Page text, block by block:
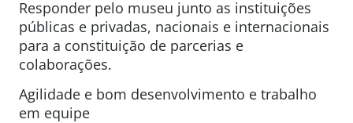
Responder pelo museu junto as instituições
públicas e privadas, nacionais e internacionais
para a constituição de parcerias e
colaborações.
Agilidade e bom desenvolvimento e trabalho
em equipe